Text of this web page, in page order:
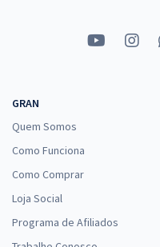
GRAN
Quem Somos
Como Funciona
Como Comprar
Loja Social
Programa de Afiliados